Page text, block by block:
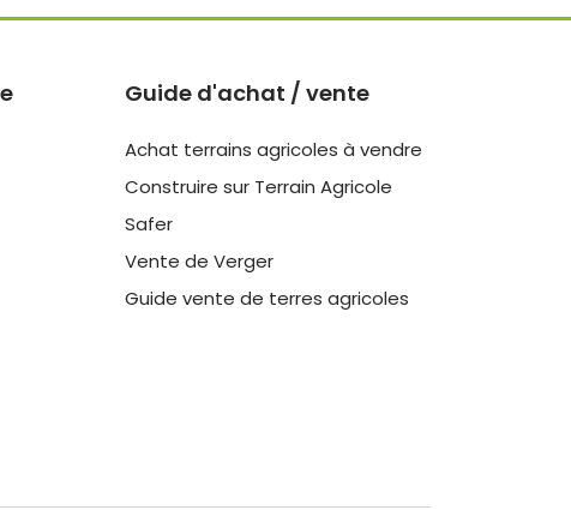
Guide d'achat / vente
Achat terrains agricoles à vendre
Construire sur Terrain Agricole
Safer
Vente de Verger
Guide vente de terres agricoles